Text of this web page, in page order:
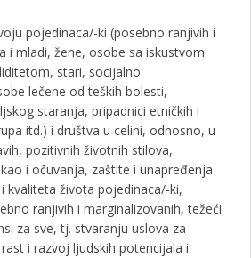
pojedinaca/-ki (posebno ranjivih i
i mladi, žene, osobe sa iskustvom
stari, socijalno
lečene od teških bolesti,
staranja, pripadnici etničkih i
itd.) i društva u celini, odnosno, u
pozitivnih životnih stilova,
i očuvanja, zaštite i unapređenja
kvaliteta života pojedinaca/-ki,
ranjivih i marginalizovanih, težeći
za sve, tj. stvaranju uslova za
i razvoj ljudskih potencijala i